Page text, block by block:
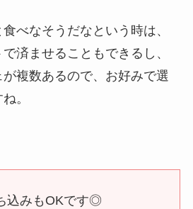
べなそうだなという時は、
済ませることもできるし、
複数あるので、お好みで選
。
込みもOKです◎